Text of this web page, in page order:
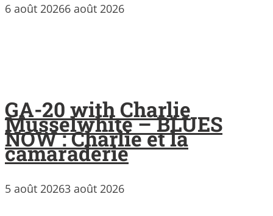
6 août 20266 août 2026
GA-20 with Charlie
Musselwhite – BLUES
NOW : Charlie et la
camaraderie
5 août 20263 août 2026